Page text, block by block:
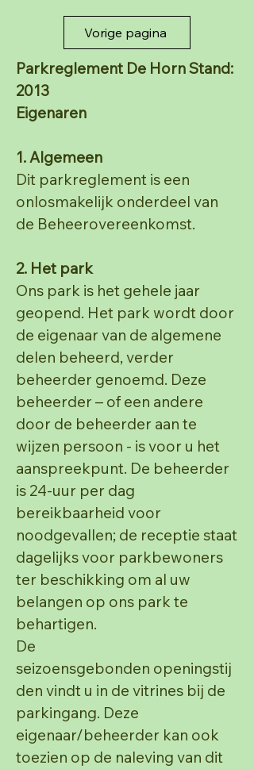
Vorige pagina
Parkreglement De Horn Stand:
2013
Eigenaren
1. Algemeen
Dit parkreglement is een
onlosmakelijk onderdeel van
de Beheerovereenkomst.
2. Het park
Ons park is het gehele jaar
geopend. Het park wordt door
de eigenaar van de algemene
delen beheerd, verder
beheerder genoemd. Deze
beheerder – of een andere
door de beheerder aan te
wijzen persoon - is voor u het
aanspreekpunt. De beheerder
is 24-uur per dag
bereikbaarheid voor
noodgevallen; de receptie staat
dagelijks voor parkbewoners
ter beschikking om al uw
belangen op ons park te
behartigen.
De
seizoensgebonden openingstij
den vindt u in de vitrines bij de
parkingang. Deze
eigenaar/beheerder kan ook
toezien op de naleving van dit